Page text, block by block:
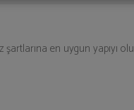
en uygun yapıyı